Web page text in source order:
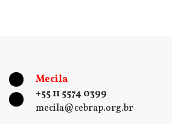
Mecila
+55 11 5574 0399
mecila@cebrap.org.br